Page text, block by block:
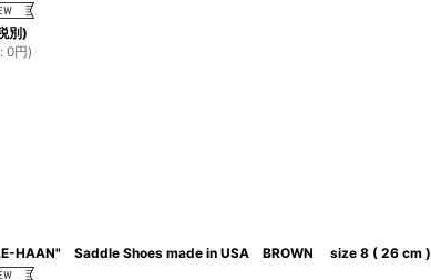
別)
: 0円)
HAAN" Saddle Shoes made in USA BROWN size 8 ( 26 cm )